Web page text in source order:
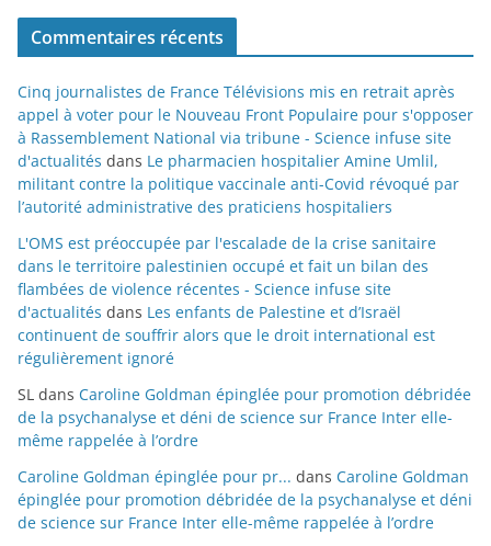
Commentaires récents
Cinq journalistes de France Télévisions mis en retrait après
appel à voter pour le Nouveau Front Populaire pour s'opposer
à Rassemblement National via tribune - Science infuse site
d'actualités dans Le pharmacien hospitalier Amine Umlil,
militant contre la politique vaccinale anti-Covid révoqué par
l’autorité administrative des praticiens hospitaliers
L'OMS est préoccupée par l'escalade de la crise sanitaire
dans le territoire palestinien occupé et fait un bilan des
flambées de violence récentes - Science infuse site
d'actualités dans Les enfants de Palestine et d’Israël
continuent de souffrir alors que le droit international est
régulièrement ignoré
SL dans Caroline Goldman épinglée pour promotion débridée
de la psychanalyse et déni de science sur France Inter elle-
même rappelée à l’ordre
Caroline Goldman épinglée pour pr... dans Caroline Goldman
épinglée pour promotion débridée de la psychanalyse et déni
de science sur France Inter elle-même rappelée à l’ordre